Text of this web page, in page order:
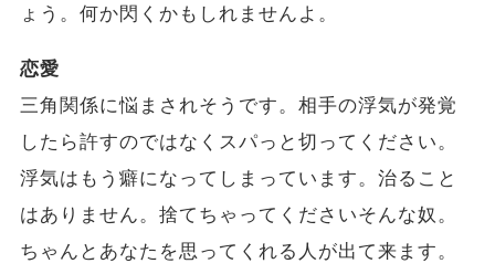
ょう。何か閃くかもしれませんよ。
恋愛
三角関係に悩まされそうです。相手の浮気が発覚
したら許すのではなくスパっと切ってください。
浮気はもう癖になってしまっています。治ること
はありません。捨てちゃってくださいそんな奴。
ちゃんとあなたを思ってくれる人が出て来ます。